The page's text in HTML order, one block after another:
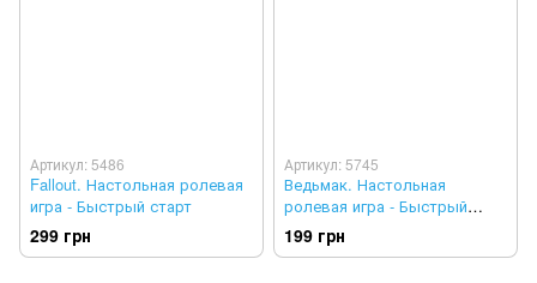
Артикул: 5486
Fallout. Настольная ролевая
игра - Быстрый старт
299 грн
Артикул: 5745
Ведьмак. Настольная
ролевая игра - Быстрый
старт укр.
199 грн